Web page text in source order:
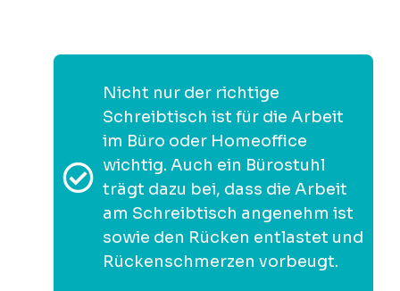
Nicht nur der richtige
Schreibtisch ist für die Arbeit
im Büro oder Homeoffice
wichtig. Auch ein Bürostuhl
trägt dazu bei, dass die Arbeit
am Schreibtisch angenehm ist
sowie den Rücken entlastet und
Rückenschmerzen vorbeugt.